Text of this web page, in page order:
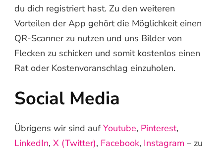
du dich registriert hast. Zu den weiteren
Vorteilen der App gehört die Möglichkeit einen
QR-Scanner zu nutzen und uns Bilder von
Flecken zu schicken und somit kostenlos einen
Rat oder Kostenvoranschlag einzuholen.
Social Media
Übrigens wir sind auf Youtube, Pinterest,
LinkedIn, X (Twitter), Facebook, Instagram – zu